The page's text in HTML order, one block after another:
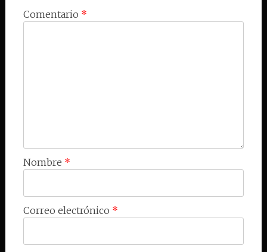
Comentario *
Nombre *
Correo electrónico *